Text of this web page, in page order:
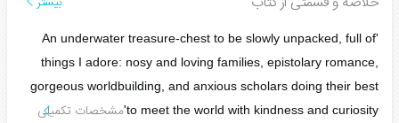
'An underwater treasure-chest to be slowly unpacked, full of
things I adore: nosy and loving families, epistolary romance,
gorgeous worldbuilding, and anxious scholars doing their best
to meet the world with kindness and curiosity' مشخصات تکمیلی